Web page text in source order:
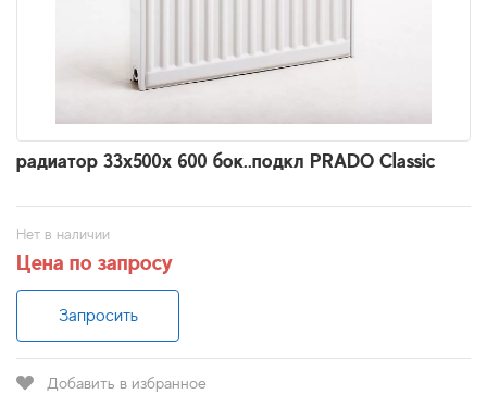
радиатор 33x500х 600 бок..подкл PRADO Classic
Нет в наличии
Цена по запросу
Запросить
Добавить в избранное